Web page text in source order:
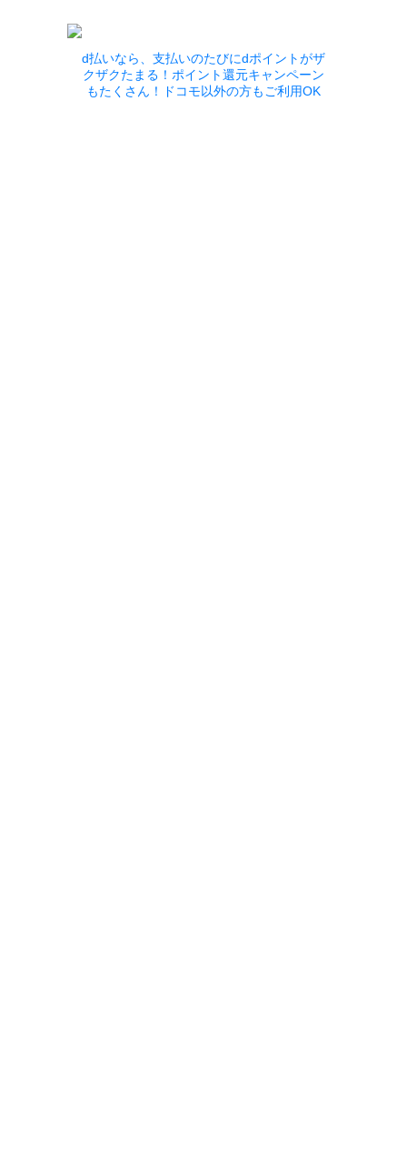
d払いなら、支払いのたびにdポイントがザ
クザクたまる！ポイント還元キャンペーン
もたくさん！ドコモ以外の方もご利用OK